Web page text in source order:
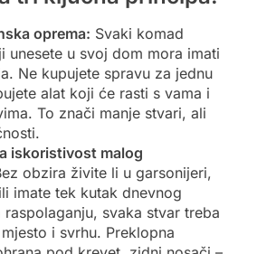
oprema: Svaki komad
unesete u svoj dom mora imati
Ne kupujete spravu za jednu
alat koji će rasti s vama i
To znači manje stvari, ali
iskoristivost malog
obzira živite li u garsonijeri,
imate tek kutak dnevnog
raspolaganju, svaka stvar treba
i svrhu. Preklopna